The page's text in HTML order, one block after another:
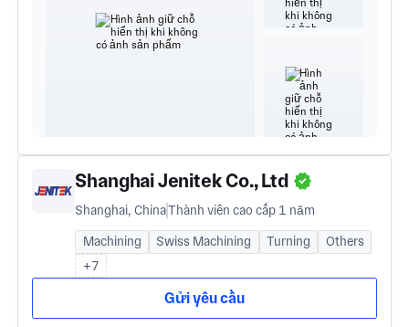
Shanghai Jenitek Co., Ltd
Shanghai, ChinaThành viên cao cấp 1 năm
Machining Swiss Machining Turning
Others
+7
Gửi yêu cầu